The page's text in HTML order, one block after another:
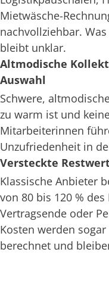
Mietwäsche-
nachvollziehbar.
bleibt unklar.
Altmodische
Auswahl
Schwere,
zu warm ist und
Mitarbeiterinnen
Unzufriedenheit in
Versteckte
Klassische Anbieter
von 80 bis 120 %
Vertragsende oder
Kosten werden
berechnet und